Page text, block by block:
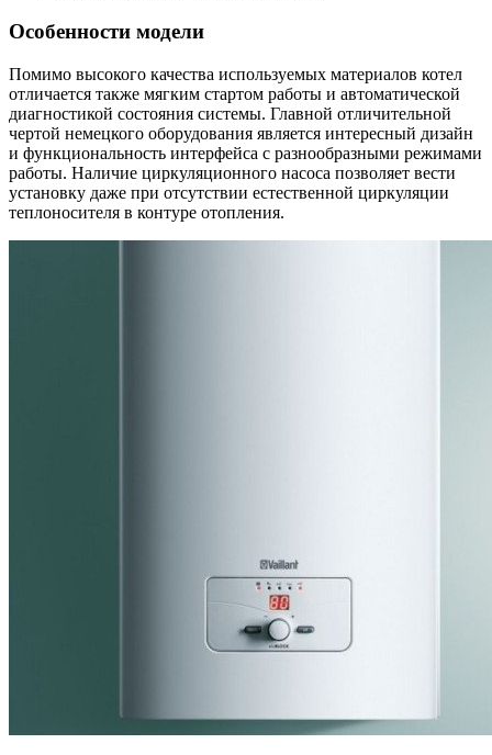
Особенности модели
Помимо высокого качества используемых материалов котел
отличается также мягким стартом работы и автоматической
диагностикой состояния системы. Главной отличительной
чертой немецкого оборудования является интересный дизайн
и функциональность интерфейса с разнообразными режимами
работы. Наличие циркуляционного насоса позволяет вести
установку даже при отсутствии естественной циркуляции
теплоносителя в контуре отопления.